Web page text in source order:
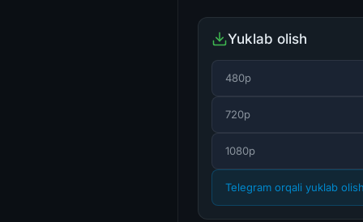
Yuklab olish
480p
720p
1080p
Telegram orqali yuklab